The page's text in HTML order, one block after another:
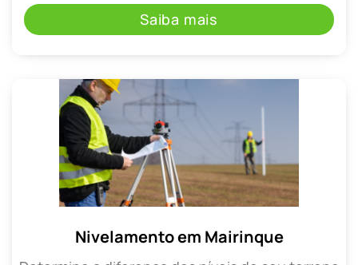
Saiba mais
Nivelamento em Mairinque